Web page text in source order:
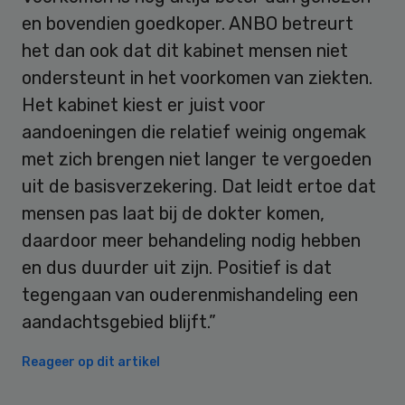
en bovendien goedkoper. ANBO betreurt
het dan ook dat dit kabinet mensen niet
ondersteunt in het voorkomen van ziekten.
Het kabinet kiest er juist voor
aandoeningen die relatief weinig ongemak
met zich brengen niet langer te vergoeden
uit de basisverzekering. Dat leidt ertoe dat
mensen pas laat bij de dokter komen,
daardoor meer behandeling nodig hebben
en dus duurder uit zijn. Positief is dat
tegengaan van ouderenmishandeling een
aandachtsgebied blijft.”
Reageer op dit artikel